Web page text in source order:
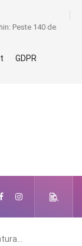
Peste 140 de
GDPR